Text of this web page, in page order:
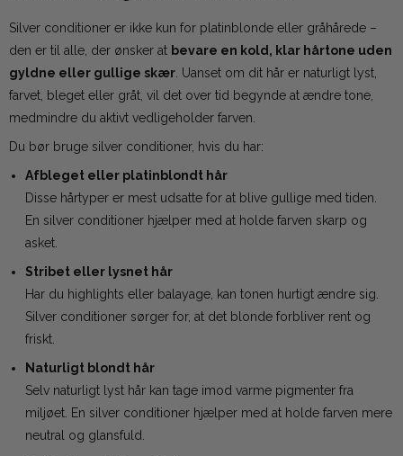
Silver conditioner er ikke kun for platinblonde eller gråhårede –
den er til alle, der ønsker at bevare en kold, klar hårtone uden
gyldne eller gullige skær. Uanset om dit hår er naturligt lyst,
farvet, bleget eller gråt, vil det over tid begynde at ændre tone,
medmindre du aktivt vedligeholder farven.
Du bør bruge silver conditioner, hvis du har:
Afbleget eller platinblondt hår
Disse hårtyper er mest udsatte for at blive gullige med tiden.
En silver conditioner hjælper med at holde farven skarp og
asket.
Stribet eller lysnet hår
Har du highlights eller balayage, kan tonen hurtigt ændre sig.
Silver conditioner sørger for, at det blonde forbliver rent og
friskt.
Naturligt blondt hår
Selv naturligt lyst hår kan tage imod varme pigmenter fra
miljøet. En silver conditioner hjælper med at holde farven mere
neutral og glansfuld.